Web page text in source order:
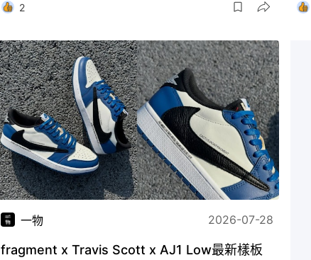
2
一物 2026-07-28
fragment x Travis Scott x AJ1 Low最新樣板